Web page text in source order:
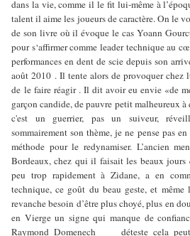
dans la vie, comme il le fit lui-même à
talent il aime les joueurs de caractère. On le
de son livre où il évoque le cas Yoann
pour s‘affirmer comme leader technique au
performances en dent de scie depuis son
août 2010 . Il tente alors de provoquer chez
de le faire réagir . Il dit avoir eu envie «de
garçon candide, de pauvre petit malheureux
c'est un guerrier, pas un suiveur,
sommairement son thème, je ne pense pas
méthode pour le redynamiser. L’ancien
Bordeaux, chez qui il faisait les beaux jours
peu trop rapidement à Zidane, a en
technique, ce goût du beau geste, et
revanche besoin d’être plus choyé, plus en
en Vierge un signe qui manque de
Raymond Domenech déteste cela peut